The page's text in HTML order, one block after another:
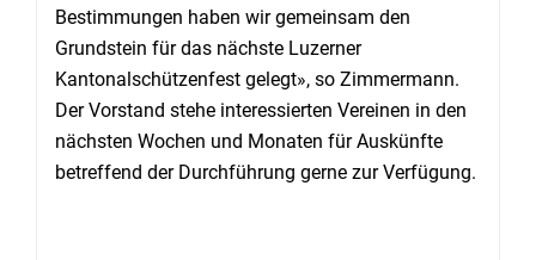
Bestimmungen haben wir gemeinsam den
Grundstein für das nächste Luzerner
Kantonalschützenfest gelegt», so Zimmermann.
Der Vorstand stehe interessierten Vereinen in den
nächsten Wochen und Monaten für Auskünfte
betreffend der Durchführung gerne zur Verfügung.